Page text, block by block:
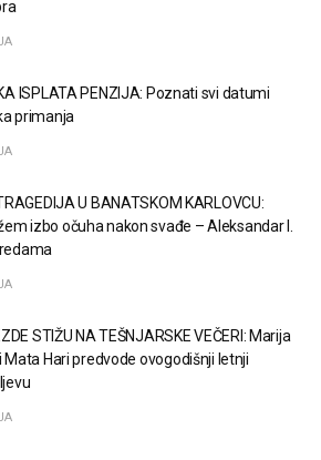
ISPLATA PENZIJA: Poznati svi datumi
primanja
U BANATSKOM KARLOVCU:
izbo očuha nakon svađe – Aleksandar I.
STIŽU NA TEŠNJARSKE VEČERI: Marija
Mata Hari predvode ovogodišnji letnji